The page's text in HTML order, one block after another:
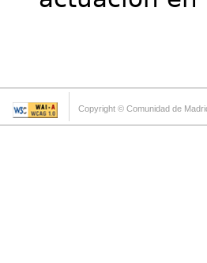
Copyright © Comunidad de